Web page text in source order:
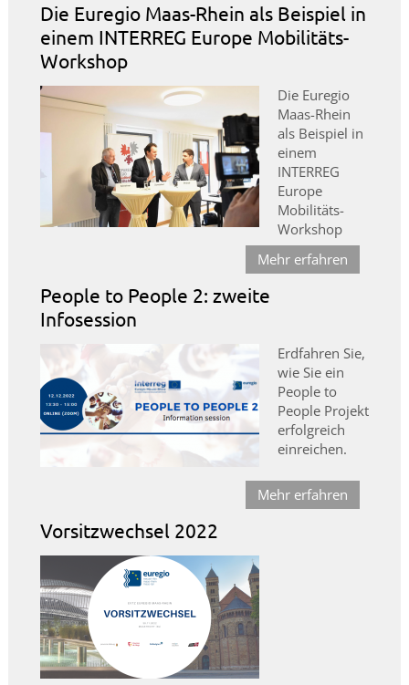
Die Euregio Maas-Rhein als Beispiel in
einem INTERREG Europe Mobilitäts-
Workshop
Die Euregio
Maas-Rhein
als Beispiel in
einem
INTERREG
Europe
Mobilitäts-
Workshop
Mehr erfahren
People to People 2: zweite
Infosession
Erdfahren Sie,
wie Sie ein
People to
People Projekt
erfolgreich
einreichen.
Mehr erfahren
Vorsitzwechsel 2022